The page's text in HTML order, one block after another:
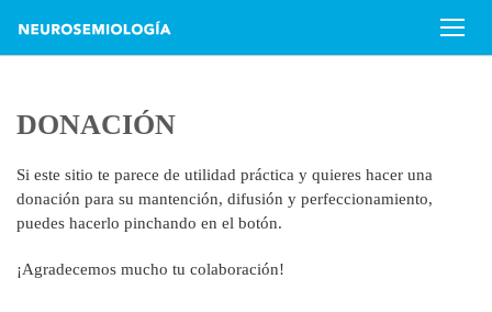
DONACIÓN
Si este sitio te parece de utilidad práctica y quieres hacer una
donación para su mantención, difusión y perfeccionamiento,
puedes hacerlo pinchando en el botón.
¡Agradecemos mucho tu colaboración!